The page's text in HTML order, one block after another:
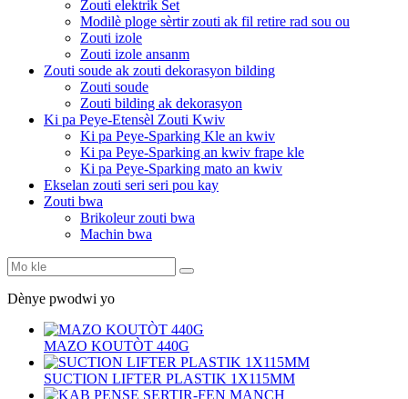
Zouti elektrik Set
Modilè ploge sèrtir zouti ak fil retire rad sou ou
Zouti izole
Zouti izole ansanm
Zouti soude ak zouti dekorasyon bilding
Zouti soude
Zouti bilding ak dekorasyon
Ki pa Peye-Etensèl Zouti Kwiv
Ki pa Peye-Sparking Kle an kwiv
Ki pa Peye-Sparking an kwiv frape kle
Ki pa Peye-Sparking mato an kwiv
Ekselan zouti seri seri pou kay
Zouti bwa
Brikoleur zouti bwa
Machin bwa
Dènye pwodwi yo
MAZO KOUTÒT 440G
SUCTION LIFTER PLASTIK 1X115MM